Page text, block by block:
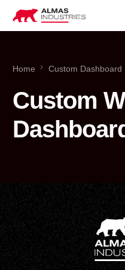
Home Custom Dashboard
Custom